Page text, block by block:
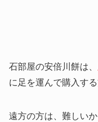
石部屋の安倍川餅は、
に足を運んで購入す
遠方の方は、難しい